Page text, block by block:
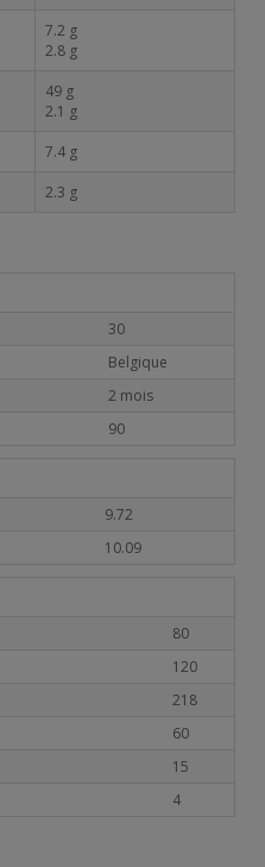
7.2 g
2.8 g
49 g
2.1 g
7.4 g
2.3 g
30
Belgique
2 mois
90
9.72
10.09
80
120
218
60
15
4